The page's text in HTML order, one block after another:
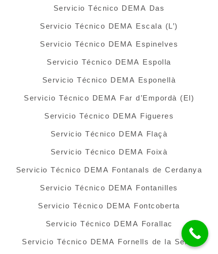
Servicio Técnico DEMA Das
Servicio Técnico DEMA Escala (L’)
Servicio Técnico DEMA Espinelves
Servicio Técnico DEMA Espolla
Servicio Técnico DEMA Esponellà
Servicio Técnico DEMA Far d’Empordà (El)
Servicio Técnico DEMA Figueres
Servicio Técnico DEMA Flaçà
Servicio Técnico DEMA Foixà
Servicio Técnico DEMA Fontanals de Cerdanya
Servicio Técnico DEMA Fontanilles
Servicio Técnico DEMA Fontcoberta
Servicio Técnico DEMA Forallac
Servicio Técnico DEMA Fornells de la Selva